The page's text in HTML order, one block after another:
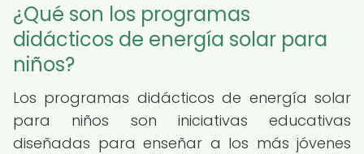
¿Qué son los programas
didácticos de energía solar para
niños?
Los programas didácticos de energía solar
para niños son iniciativas educativas
diseñadas para enseñar a los más jóvenes